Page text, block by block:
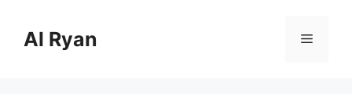
contentAl Ryan Menu